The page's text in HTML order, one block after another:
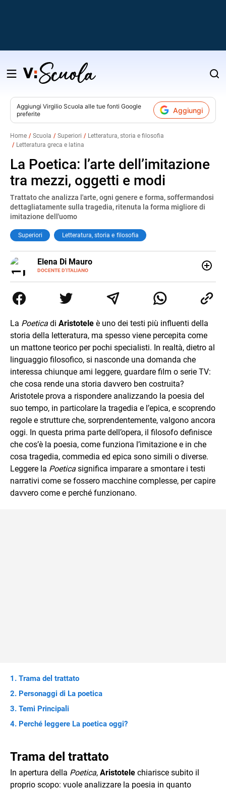
Salta
contenuto
Aggiungi Virgilio Scuola alle tue fonti Google
preferite
Aggiungi
Home Scuola Superiori
Letteratura, storia e filosofia
Letteratura greca e latina
La Poetica: l’arte dell’imitazione
tra mezzi, oggetti e modi
Trattato che analizza l'arte, ogni genere e forma, soffermandosi
dettagliatamente sulla tragedia, ritenuta la forma migliore di
imitazione dell'uomo
Superiori Letteratura, storia e filosofia
Elena Di Mauro
DOCENTE D'ITALIANO
E-
MAIL
Australia e Asia, maturando inglese, spagnolo e il
desiderio di insegnare. Oggi sono docente di ruolo
cambiamento.
La Poetica di Aristotele è uno dei testi più influenti della
storia della letteratura, ma spesso viene percepita come
un mattone teorico per pochi specialisti. In realtà, dietro al
linguaggio filosofico, si nasconde una domanda che
interessa chiunque ami leggere, guardare film o serie TV:
che cosa rende una storia davvero ben costruita?
Aristotele prova a rispondere analizzando la poesia del
suo tempo, in particolare la tragedia e l’epica, e scoprendo
regole e strutture che, sorprendentemente, valgono ancora
oggi. In questa prima parte dell’opera, il filosofo definisce
che cos’è la poesia, come funziona l’imitazione e in che
cosa tragedia, commedia ed epica sono simili o diverse.
Leggere la Poetica significa imparare a smontare i testi
narrativi come se fossero macchine complesse, per capire
davvero come e perché funzionano.
Trama del trattato
Personaggi di La poetica
Temi Principali
Perché leggere La poetica oggi?
Trama del trattato
In apertura della Poetica, Aristotele chiarisce subito il
proprio scopo: vuole analizzare la poesia in quanto